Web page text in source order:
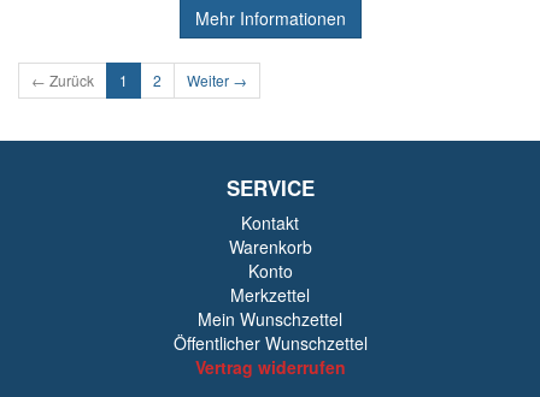
Mehr Informationen
← Zurück 1 2 Weiter →
SERVICE
Kontakt
Warenkorb
Konto
Merkzettel
Mein Wunschzettel
Öffentlicher Wunschzettel
Vertrag widerrufen